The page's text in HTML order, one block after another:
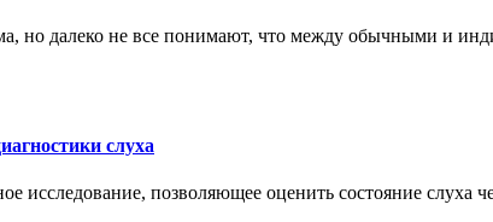
далеко не все понимают, что между обычными и
слуха
исследование, позволяющее оценить состояние слуха